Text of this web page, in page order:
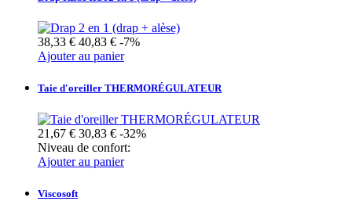
38,33 € 40,83 € -7%
Ajouter au panier
Taie d'oreiller THERMORÉGULATEUR
21,67 € 30,83 € -32%
Niveau de confort:
Ajouter au panier
Viscosoft